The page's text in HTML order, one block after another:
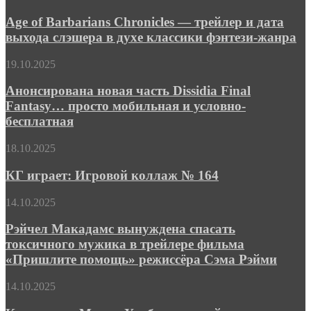
Barbarians
Chronicles
—
и
выхода
слэшера
в
классики
жанра
Age of Barbarians Chronicles — трейлер и дата
выхода слэшера в духе классики фэнтези-жанра
Анонсирована
часть
Dissidia
Final
Fantasy…
мобильная
условно-
19.10.2025
Анонсирована новая часть Dissidia Final
Fantasy… просто мобильная и условно-
бесплатная
КГ
Игровой
коллаж
№
164
18.10.2025
КГ играет: Игровой коллаж № 164
Рэйчел
вынуждена
токсичного
мужика
трейлере
14.10.2025
Рэйчел Макадамс вынуждена спасать
токсичного мужика в трейлере фильма
«Пришлите помощь» режиссёра Сэма Рэйми
Каникулам
14.10.2025